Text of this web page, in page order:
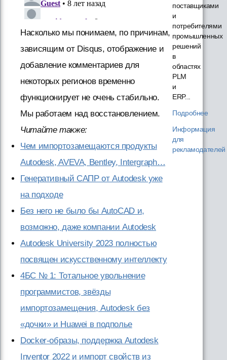
Насколько мы понимаем, по причинам,
зависящим от Disqus, отображение и
добавление комментариев для
некоторых регионов временно
функционирует не очень стабильно.
Мы работаем над восстановлением.
Читайте также:
Чем импортозамещаются продукты
Autodesk, AVEVA, Bentley, Intergraph…
Генеративный САПР от Autodesk уже
на подходе
Без него не было бы AutoCAD и,
возможно, даже компании Autodesk
Autodesk University 2023 полностью
посвящен искусственному интеллекту
4БС № 1: Тотальное увольнение
программистов, звёзды
импортозамещения, Autodesk без
«дочки» и Huawei в подполье
Docker-образы, поддержка Autodesk
Inventor 2022 и импорт свойств из
поставщиками
и
потребителями
промышленных
решений
в
областях
PLM
и
ERP...
Подробнее
Информация
для
рекламодателей